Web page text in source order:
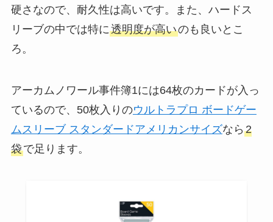
硬さなので、耐久性は高いです。また、ハードス
リーブの中では特に透明度が高いのも良いとこ
ろ。
アーカムノワール事件簿1には64枚のカードが入っ
ているので、50枚入りのウルトラプロ ボードゲー
ムスリーブ スタンダードアメリカンサイズなら 2
袋で足ります。